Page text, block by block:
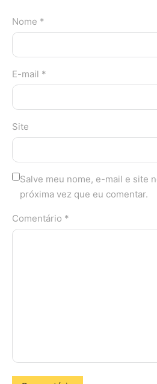
Nome *
E-mail *
Site
Salve meu nome, e-mail e site
próxima vez que eu comentar.
Comentário *